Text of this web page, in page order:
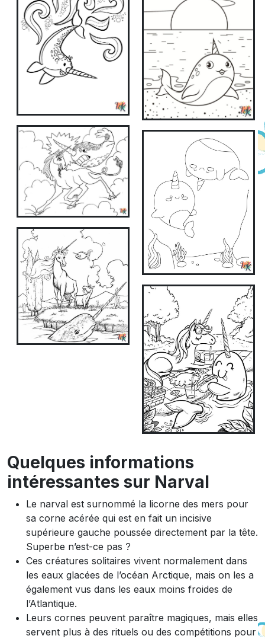
Quelques informations
intéressantes sur Narval
Le narval est surnommé la licorne des mers pour
sa corne acérée qui est en fait un incisive
supérieure gauche poussée directement par la tête.
Superbe n’est-ce pas ?
Ces créatures solitaires vivent normalement dans
les eaux glacées de l’océan Arctique, mais on les a
également vus dans les eaux moins froides de
l’Atlantique.
Leurs cornes peuvent paraître magiques, mais elles
servent plus à des rituels ou des compétitions pour